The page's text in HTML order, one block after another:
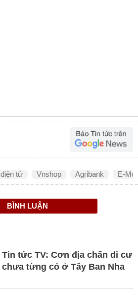
điện tử Vnshop Agribank E-
BÌNH LUẬN
Tin tức TV: Cơn địa chấn di cư
chưa từng có ở Tây Ban Nha